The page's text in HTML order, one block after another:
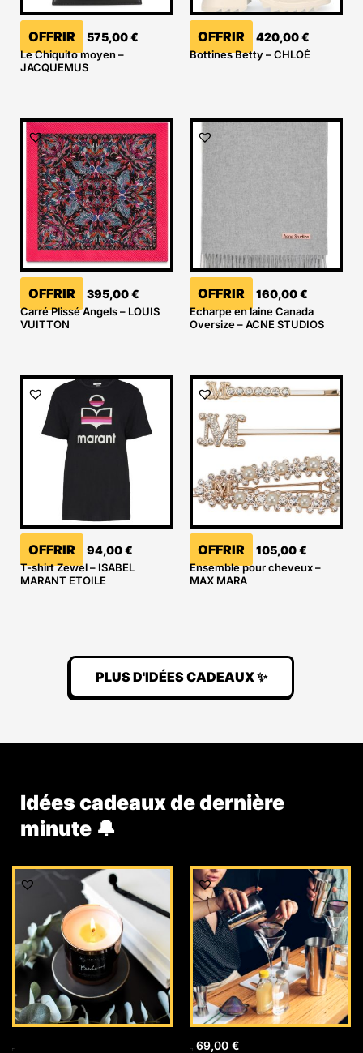
OFFRIR 575,00€
Le Chiquito moyen –
JACQUEMUS
OFFRIR 420,00€
Bottines Betty – CHLOÉ
OFFRIR 395,00€
Carré Plissé Angels – LOUIS
VUITTON
OFFRIR 160,00€
Echarpe en laine Canada
Oversize – ACNE STUDIOS
OFFRIR 94,00€
T-shirt Zewel – ISABEL
MARANT ETOILE
OFFRIR 105,00€
Ensemble pour cheveux –
MAX MARA
PLUS D'IDÉES CADEAUX ✨
Idées cadeaux de dernière
minute 🔔
69,00 €